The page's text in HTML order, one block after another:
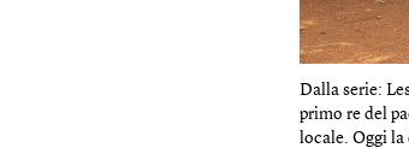
Dalla serie:
primo re del
locale. Oggi